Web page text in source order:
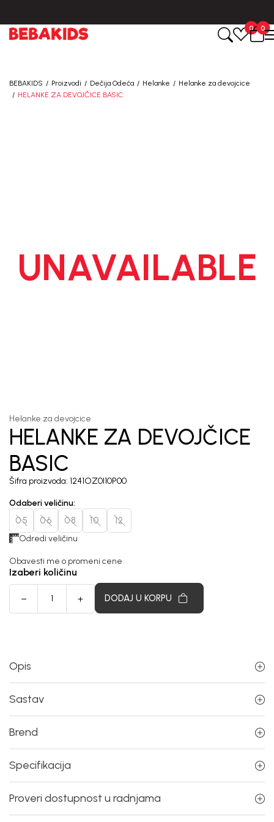
0
0
BEBAKIDS Proizvodi Dečija Odeća Helanke
Helanke za devojcice
HELANKE ZA DEVOJČICE BASIC
UNAVAILABLE
Helanke za devojcice
HELANKE ZA DEVOJČICE
BASIC
Šifra proizvoda: 1241OZ0I10P00
Odaberi veličinu:
05 06 08 10 12
Odredi veličinu
Obavesti me o promeni cene
Izaberi količinu
DODAJ U KORPU
Opis
Sastav
Brend
Specifikacija
Proveri dostupnost u radnjama